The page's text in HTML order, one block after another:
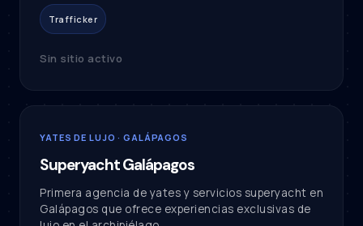
Trafficker
Sin sitio activo
YATES DE LUJO · GALÁPAGOS
Superyacht Galápagos
Primera agencia de yates y servicios superyacht en
Galápagos que ofrece experiencias exclusivas de